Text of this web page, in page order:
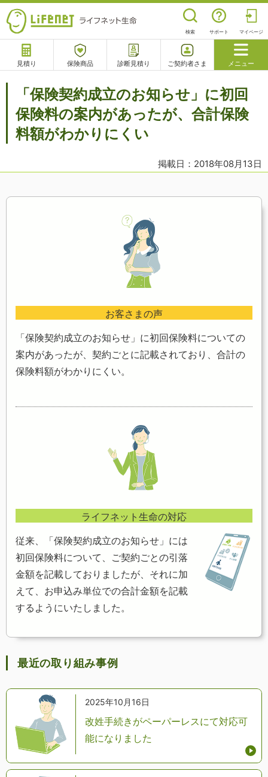
検索 サポート マイページ
見積り 保険商品 診断見積り ご契約者さま メニュー
サポート
閉じる
「保険契約成立のお知らせ」に初回
保険料の案内があったが、合計保険
料額がわかりにくい
掲載日：2018年08月13日
お客さまの声
「保険契約成立のお知らせ」に初回保険料についての
案内があったが、契約ごとに記載されており、合計の
保険料額がわかりにくい。
ライフネット生命の対応
従来、「保険契約成立のお知らせ」には
初回保険料について、ご契約ごとの引落
金額を記載しておりましたが、それに加
えて、お申込み単位での合計金額を記載
するようにいたしました。
最近の取り組み事例
2025年10月16日
改姓手続きがペーパーレスにて対応可
能になりました